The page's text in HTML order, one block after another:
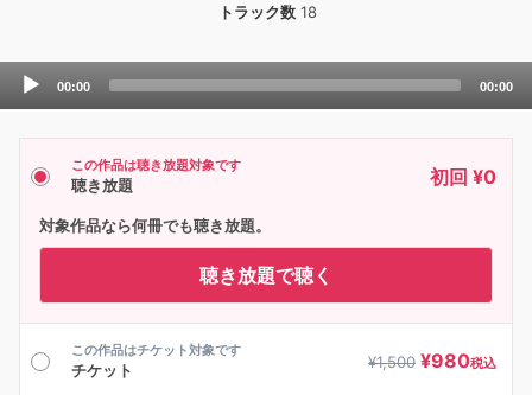
トラック数 18
Audio
00:00 00:00
この作品は聴き放題対象です
聴き放題 初回 ¥0
対象作品なら何冊でも聴き放題。
聴き放題で聴く
この作品はチケット対象です
チケット ¥1,500 ¥980税込